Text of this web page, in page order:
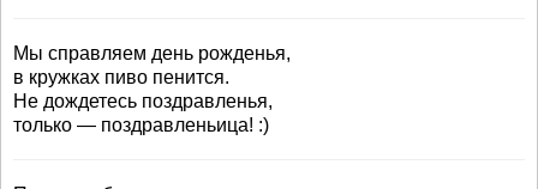
Мы справляем день рожденья,
в кружках пиво пенится.
Не дождетесь поздравленья,
только — поздравленьица! :)